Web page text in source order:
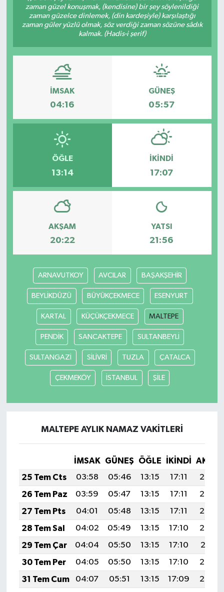
zaman güzel konuşmak, (kendisine) bir şey söylenildiği
zaman güzelce dinlemek, (din kardeşiyle) karşılaştığı
zaman güler yüzlü olmak, söz verdiği zaman sözüne sâdık
kalmak. (Hadis-i şerif)
İMSAK
04:16
GÜNEŞ
05:57
ÖĞLE
13:14
İKINDI
17:07
AKŞAM
20:22
YATSI
21:56
ARNAVUTKOY AVCILAR BAŞAKŞEHİR
BEYLİKDÜZÜ BÜYÜKÇEKMECE ESENYURT
KARTAL KÜÇÜKÇEKMECE MALTEPE
PENDİK SANCAKTEPE SULTANBEYLİ
SULTANGAZİ SİLİVRİ TUZLA ÇATALCA
ÇEKMEKÖY İSTANBUL ŞİLE
MALTEPE AYLIK NAMAZ VAKITLERI
İMSAK GÜNEŞ ÖĞLE İKINDI
25 Tem Cts
03:58 05:46 13:15 17:11
20:34
26 Tem Paz
03:59 05:47 13:15 17:11
20:33
27 Tem Pts
04:01 05:48 13:15 17:11
20:32
28 Tem Sal
04:02 05:49 13:15 17:10
20:32
29 Tem Çar
04:04 05:50 13:15 17:10
20:31
30 Tem Per
04:05 05:50 13:15 17:10
20:30
31 Tem Cum
04:07 05:51 13:15 17:09
20:28
ÖZEL HABER
RESMİ REKLAM